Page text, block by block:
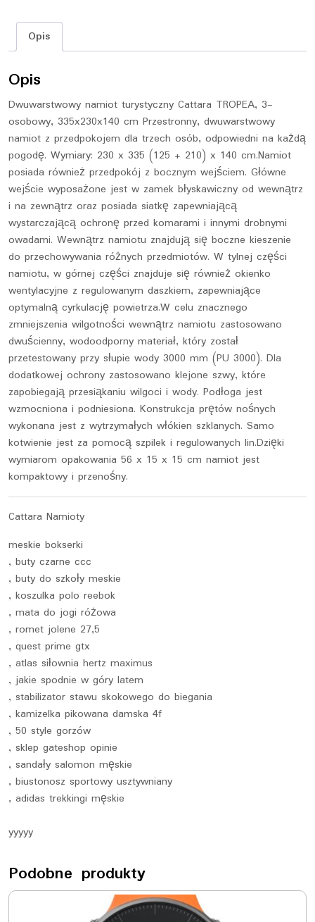
Opis
Opis
Dwuwarstwowy namiot turystyczny Cattara TROPEA, 3-
osobowy, 335x230x140 cm Przestronny, dwuwarstwowy
namiot z przedpokojem dla trzech osób, odpowiedni na każdą
pogodę. Wymiary: 230 x 335 (125 + 210) x 140 cm.Namiot
posiada również przedpokój z bocznym wejściem. Główne
wejście wyposażone jest w zamek błyskawiczny od wewnątrz
i na zewnątrz oraz posiada siatkę zapewniającą
wystarczającą ochronę przed komarami i innymi drobnymi
owadami. Wewnątrz namiotu znajdują się boczne kieszenie
do przechowywania różnych przedmiotów. W tylnej części
namiotu, w górnej części znajduje się również okienko
wentylacyjne z regulowanym daszkiem, zapewniające
optymalną cyrkulację powietrza.W celu znacznego
zmniejszenia wilgotności wewnątrz namiotu zastosowano
dwuścienny, wodoodporny materiał, który został
przetestowany przy słupie wody 3000 mm (PU 3000). Dla
dodatkowej ochrony zastosowano klejone szwy, które
zapobiegają przesiąkaniu wilgoci i wody. Podłoga jest
wzmocniona i podniesiona. Konstrukcja prętów nośnych
wykonana jest z wytrzymałych włókien szklanych. Samo
kotwienie jest za pomocą szpilek i regulowanych lin.Dzięki
wymiarom opakowania 56 x 15 x 15 cm namiot jest
kompaktowy i przenośny.
Cattara Namioty
meskie bokserki
, buty czarne ccc
, buty do szkoły meskie
, koszulka polo reebok
, mata do jogi różowa
, romet jolene 27,5
, quest prime gtx
, atlas siłownia hertz maximus
, jakie spodnie w góry latem
, stabilizator stawu skokowego do biegania
, kamizelka pikowana damska 4f
, 50 style gorzów
, sklep gateshop opinie
, sandały salomon męskie
, biustonosz sportowy usztywniany
, adidas trekkingi męskie
yyyyy
Podobne produkty